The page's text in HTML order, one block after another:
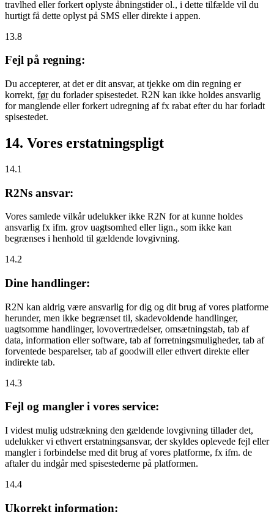
travlhed eller forkert oplyste åbningstider ol., i dette tilfælde vil du
hurtigt få dette oplyst på SMS eller direkte i appen.
13.8
Fejl på regning:
Du accepterer, at det er dit ansvar, at tjekke om din regning er
korrekt, førdu forlader spisestedet. R2N kan ikke holdes ansvarlig
for manglende eller forkert udregning af fx rabat efter du har forladt
spisestedet.
14. Vores erstatningspligt
14.1
R2Ns ansvar:
Vores samlede vilkår udelukker ikke R2N for at kunne holdes
ansvarlig fx ifm. grov uagtsomhed eller lign., som ikke kan
begrænses i henhold til gældende lovgivning.
14.2
Dine handlinger:
R2N kan aldrig være ansvarlig for dig og dit brug af vores platforme
herunder, men ikke begrænset til, skadevoldende handlinger,
uagtsomme handlinger, lovovertrædelser, omsætningstab, tab af
data, information eller software, tab af forretningsmuligheder, tab af
forventede besparelser, tab af goodwill eller ethvert direkte eller
indirekte tab.
14.3
Fejl og mangler i vores service:
I videst mulig udstrækning den gældende lovgivning tillader det,
udelukker vi ethvert erstatningsansvar, der skyldes oplevede fejl eller
mangler i forbindelse med dit brug af vores platforme, fx ifm. de
aftaler du indgår med spisestederne på platformen.
14.4
Ukorrekt information: